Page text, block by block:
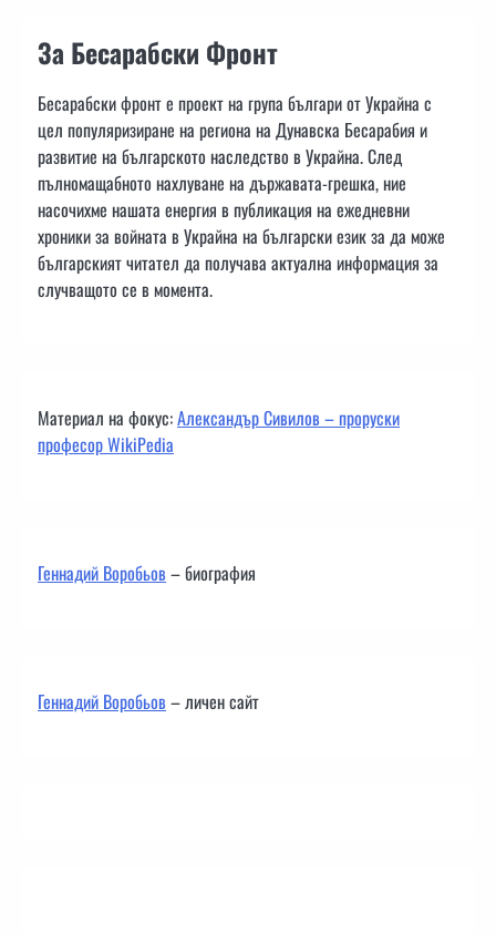
За Бесарабски Фронт
Бесарабски фронт е проект на група българи от Украйна с
цел популяризиране на региона на Дунавска Бесарабия и
развитие на българското наследство в Украйна. След
пълномащабното нахлуване на държавата-грешка, ние
насочихме нашата енергия в публикация на ежедневни
хроники за войната в Украйна на български език за да може
българският читател да получава актуална информация за
случващото се в момента.
Материал на фокус:Александър Сивилов – проруски
професор WikiPedia
Геннадий Воробьов– биография
Геннадий Воробьов– личен сайт